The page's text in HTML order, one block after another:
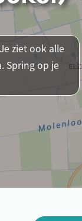
ziet ook alle
Spring op je